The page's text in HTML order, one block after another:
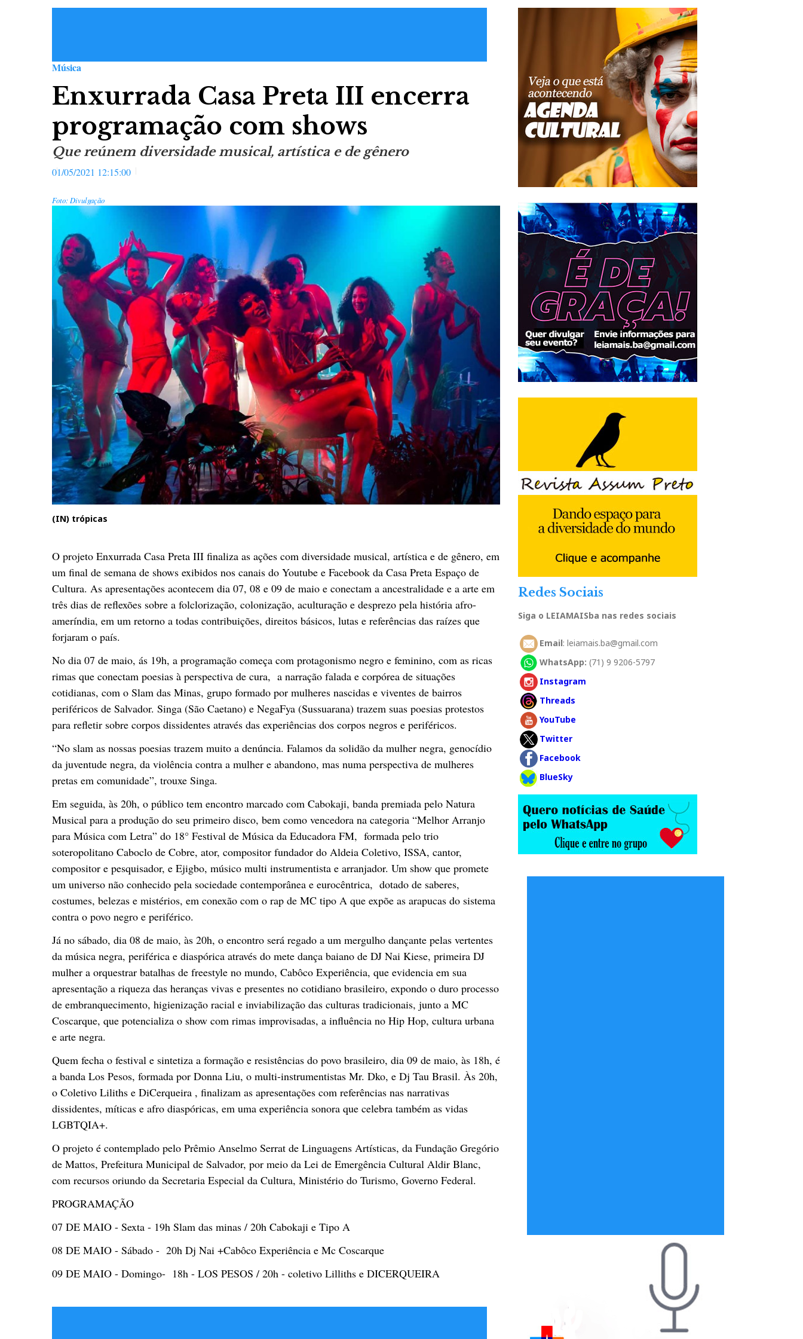
Música
Enxurrada Casa Preta III encerra
programação com shows
Que reúnem diversidade musical, artística e de gênero
01/05/2021 12:15:00
Foto: Divulgação
(IN) trópicas
O projeto Enxurrada Casa Preta III finaliza as ações com diversidade musical, artística e de gênero, em
um final de semana de shows exibidos nos canais do Youtube e Facebook da Casa Preta Espaço de
Cultura. As apresentações acontecem dia 07, 08 e 09 de maio e conectam a ancestralidade e a arte em
três dias de reflexões sobre a folclorização, colonização, aculturação e desprezo pela história afro-
ameríndia, em um retorno a todas contribuições, direitos básicos, lutas e referências das raízes que
forjaram o país.
No dia 07 de maio, ás 19h, a programação começa com protagonismo negro e feminino, com as ricas
rimas que conectam poesias à perspectiva de cura, a narração falada e corpórea de situações
cotidianas, com o Slam das Minas, grupo formado por mulheres nascidas e viventes de bairros
periféricos de Salvador. Singa (São Caetano) e NegaFya (Sussuarana) trazem suas poesias protestos
para refletir sobre corpos dissidentes através das experiências dos corpos negros e periféricos.
“No slam as nossas poesias trazem muito a denúncia. Falamos da solidão da mulher negra, genocídio
da juventude negra, da violência contra a mulher e abandono, mas numa perspectiva de mulheres
pretas em comunidade”, trouxe Singa.
Em seguida, às 20h, o público tem encontro marcado com Cabokaji, banda premiada pelo Natura
Musical para a produção do seu primeiro disco, bem como vencedora na categoria “Melhor Arranjo
para Música com Letra” do 18° Festival de Música da Educadora FM, formada pelo trio
soteropolitano Caboclo de Cobre, ator, compositor fundador do Aldeia Coletivo, ISSA, cantor,
compositor e pesquisador, e Ejigbo, músico multi instrumentista e arranjador. Um show que promete
um universo não conhecido pela sociedade contemporânea e eurocêntrica, dotado de saberes,
costumes, belezas e mistérios, em conexão com o rap de MC tipo A que expõe as arapucas do sistema
contra o povo negro e periférico.
Já no sábado, dia 08 de maio, às 20h, o encontro será regado a um mergulho dançante pelas vertentes
da música negra, periférica e diaspórica através do mete dança baiano de DJ Nai Kiese, primeira DJ
mulher a orquestrar batalhas de freestyle no mundo, Cabôco Experiência, que evidencia em sua
apresentação a riqueza das heranças vivas e presentes no cotidiano brasileiro, expondo o duro processo
de embranquecimento, higienização racial e inviabilização das culturas tradicionais, junto a MC
Coscarque, que potencializa o show com rimas improvisadas, a influência no Hip Hop, cultura urbana
e arte negra.
Quem fecha o festival e sintetiza a formação e resistências do povo brasileiro, dia 09 de maio, às 18h, é
a banda Los Pesos, formada por Donna Liu, o multi-instrumentistas Mr. Dko, e Dj Tau Brasil. Às 20h,
o Coletivo Liliths e DiCerqueira , finalizam as apresentações com referências nas narrativas
dissidentes, míticas e afro diaspóricas, em uma experiência sonora que celebra também as vidas
LGBTQIA+.
O projeto é contemplado pelo Prêmio Anselmo Serrat de Linguagens Artísticas, da Fundação Gregório
de Mattos, Prefeitura Municipal de Salvador, por meio da Lei de Emergência Cultural Aldir Blanc,
com recursos oriundo da Secretaria Especial da Cultura, Ministério do Turismo, Governo Federal.
PROGRAMAÇÃO
07 DE MAIO - Sexta - 19h Slam das minas / 20h Cabokaji e Tipo A
08 DE MAIO - Sábado - 20h Dj Nai +Cabôco Experiência e Mc Coscarque
09 DE MAIO - Domingo- 18h - LOS PESOS / 20h - coletivo Lilliths e DICERQUEIRA
Redes Sociais
Siga o LEIAMAISba nas redes sociais
Email: leiamais.ba@gmail.com
WhatsApp: (71) 9 9206-5797
Instagram
Threads
YouTube
Twitter
Facebook
BlueSky